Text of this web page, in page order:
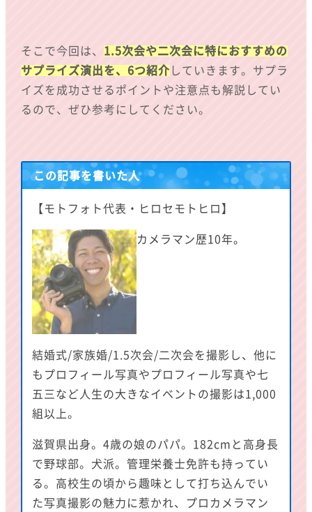
そこで今回は、 1.5次会や二次会に特におすすめの
サプライズ演出を、6つ紹介 していきます。サプラ
イズを成功させるポイントや注意点も解説してい
るので、ぜひ参考にしてください。
この記事を書いた人
【モトフォト代表・ヒロセモトヒロ】
カメラマン歴10年。
結婚式/家族婚/1.5次会/二次会を撮影し、他に
もプロフィール写真やプロフィール写真や七
五三など人生の大きなイベントの撮影は1,000
組以上。
滋賀県出身。4歳の娘のパパ。182cmと高身長
で野球部。犬派。管理栄養士免許も持ってい
る。高校生の頃から趣味として打ち込んでい
た写真撮影の魅力に惹かれ、プロカメラマン